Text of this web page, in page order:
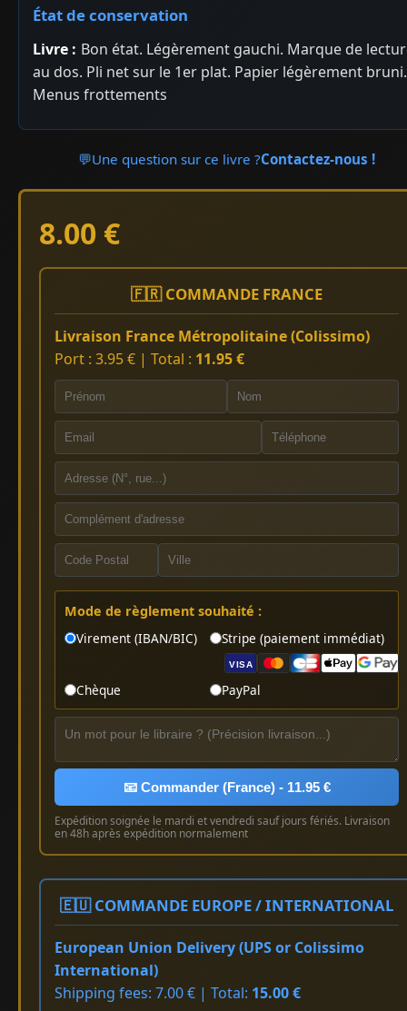
État de conservation
Livre : Bon état. Légèrement gauchi. Marque de
au dos. Pli net sur le 1er plat. Papier légèrement bruni.
Menus frottements
💬Une question sur ce livre ?Contactez-nous !
8.00 €
🇫🇷 COMMANDE FRANCE
Livraison France Métropolitaine (Colissimo)
Port : 3.95 € | Total : 11.95 €
Mode de règlement souhaité :
Virement (IBAN/BIC)
Stripe (paiement immédiat)
VISA
Chèque PayPal
📧 Commander (France) - 11.95 €
Expédition soignée le mardi et vendredi sauf jours fériés. Livraison
en 48h après expédition normalement
🇪🇺 COMMANDE EUROPE / INTERNATIONAL
European Union Delivery (UPS or Colissimo
International)
Shipping fees: 7.00 € | Total: 15.00 €